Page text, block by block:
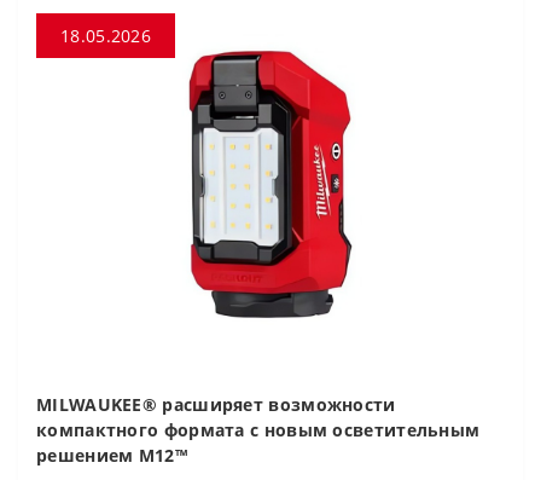
18.05.2026
MILWAUKEE® расширяет возможности
компактного формата с новым осветительным
решением M12™